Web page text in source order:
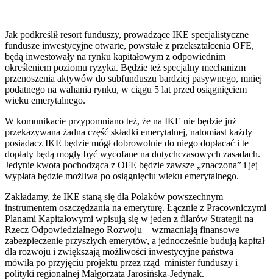
Jak podkreślił resort funduszy, prowadzące IKE specjalistyczne
fundusze inwestycyjne otwarte, powstałe z przekształcenia OFE,
będą inwestowały na rynku kapitałowym z odpowiednim
określeniem poziomu ryzyka. Będzie też specjalny mechanizm
przenoszenia aktywów do subfunduszu bardziej pasywnego, mniej
podatnego na wahania rynku, w ciągu 5 lat przed osiągnięciem
wieku emerytalnego.
W komunikacie przypomniano też, że na IKE nie będzie już
przekazywana żadna część składki emerytalnej, natomiast każdy
posiadacz IKE będzie mógł dobrowolnie do niego dopłacać i te
dopłaty będą mogły być wycofane na dotychczasowych zasadach.
Jedynie kwota pochodząca z OFE będzie zawsze „znaczona” i jej
wypłata będzie możliwa po osiągnięciu wieku emerytalnego.
Zakładamy, że IKE staną się dla Polaków powszechnym
instrumentem oszczędzania na emeryturę. Łącznie z Pracowniczymi
Planami Kapitałowymi wpisują się w jeden z filarów Strategii na
Rzecz Odpowiedzialnego Rozwoju – wzmacniają finansowe
zabezpieczenie przyszłych emerytów, a jednocześnie budują kapitał
dla rozwoju i zwiększają możliwości inwestycyjne państwa –
mówiła po przyjęciu projektu przez rząd minister funduszy i
polityki regionalnej Małgorzata Jarosińska-Jedynak.